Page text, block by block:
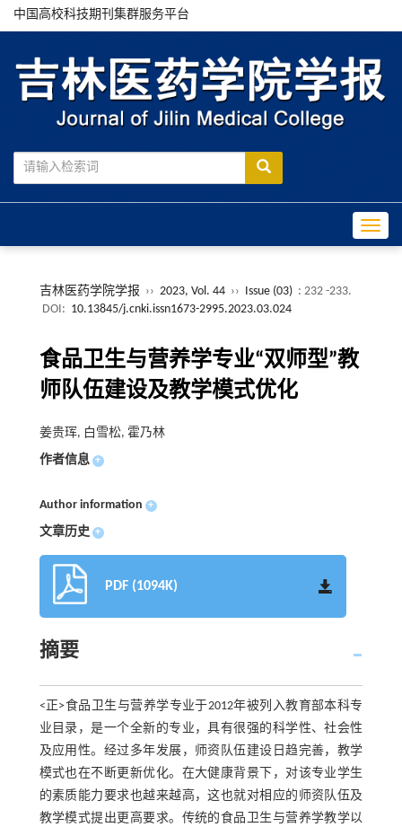
中国高校科技期刊集群服务平台
吉林医药学院学报 ›› 2023, Vol. 44 ›› Issue (03) : 232 -233.
DOI: 10.13845/j.cnki.issn1673-2995.2023.03.024
食品卫生与营养学专业“双师型”教
师队伍建设及教学模式优化
姜贵珲, 白雪松, 霍乃林
作者信息 +
Author information +
文章历史 +
PDF (1094K)
摘要
<正>食品卫生与营养学专业于2012年被列入教育部本科专
业目录，是一个全新的专业，具有很强的科学性、社会性
及应用性。经过多年发展，师资队伍建设日趋完善，教学
模式也在不断更新优化。在大健康背景下，对该专业学生
的素质能力要求也越来越高，这也就对相应的师资队伍及
教学模式提出更高要求。传统的食品卫生与营养学教学以